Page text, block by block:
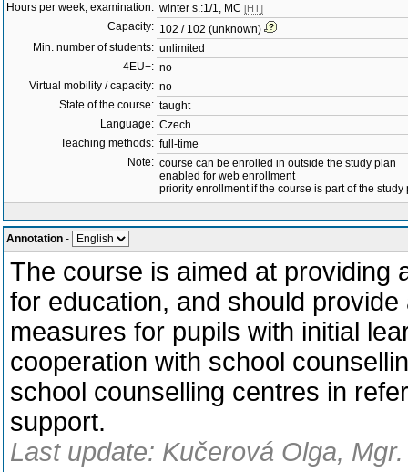
Hours per week, examination: winter s.:1/1, MC [HT]
Capacity: 102 / 102 (unknown)
Min. number of students: unlimited
4EU+: no
Virtual mobility / capacity: no
State of the course: taught
Language: Czech
Teaching methods: full-time
Note: course can be enrolled in outside the study plan
enabled for web enrollment
priority enrollment if the course is part of the study
Annotation -
The course is aimed at providing
for education, and should
measures for pupils with initial
cooperation with school
school counselling centres in
support.
Last update: Kučerová Olga,